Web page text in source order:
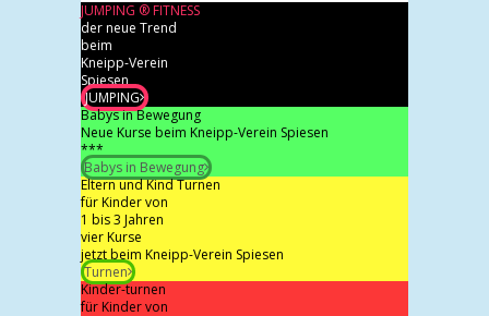
JUMPING ® FITNESS
der neue Trend
beim
Kneipp-Verein
Spiesen
JUMPING
Babys in Bewegung
Neue Kurse beim Kneipp-Verein Spiesen
***
Babys in Bewegung
Eltern und Kind Turnen
für Kinder von
1 bis 3 Jahren
vier Kurse
jetzt beim Kneipp-Verein Spiesen
Turnen
Kinder-turnen
für Kinder von